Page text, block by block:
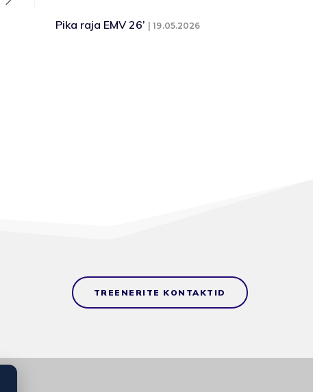
Pika raja EMV 26’ 19.05.2026
TREENERITE KONTAKTID